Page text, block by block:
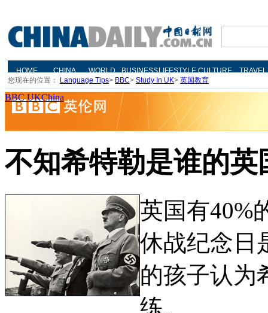
您现在的位置： Language Tips> BBC> Study In UK> 英国教育
BBC UKChina
不知希特勒是谁的英
英国有40%
休战纪念日
的孩子认为
练。